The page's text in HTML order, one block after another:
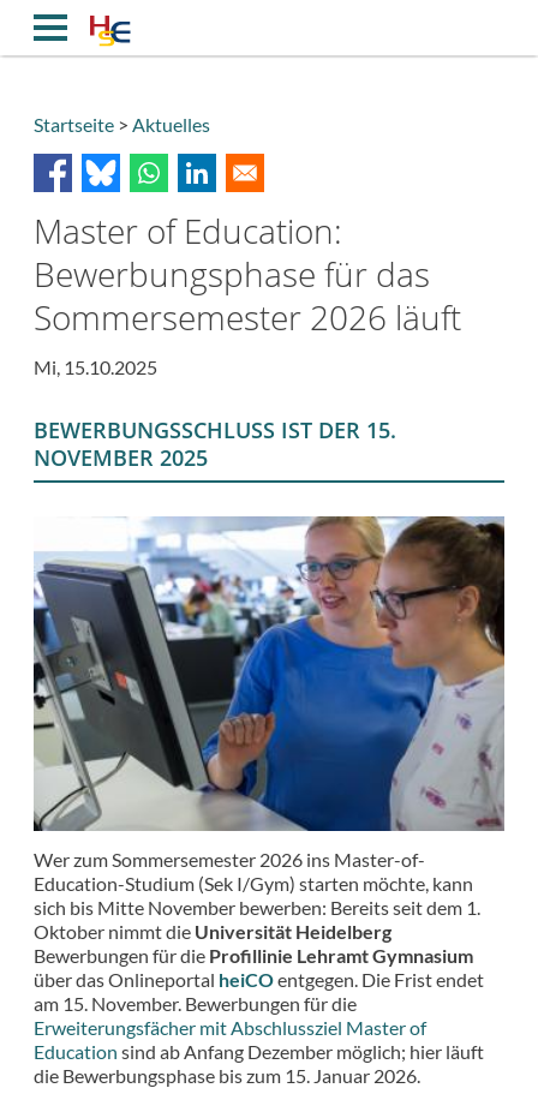
Inhalt
Breadcrumb
Startseite Aktuelles
Master of Education:
Bewerbungsphase für das
Sommersemester 2026 läuft
Mi, 15.10.2025
BEWERBUNGSSCHLUSS IST DER 15.
NOVEMBER 2025
Wer zum Sommersemester 2026 ins Master-of-
Education-Studium (Sek I/Gym) starten möchte, kann
sich bis Mitte November bewerben: Bereits seit dem 1.
Oktober nimmt die Universität Heidelberg
Bewerbungen für die Profillinie Lehramt Gymnasium
über das Onlineportal heiCOentgegen. Die Frist endet
am 15. November. Bewerbungen für die
Erweiterungsfächer mit Abschlussziel Master of
Education sind ab Anfang Dezember möglich; hier läuft
die Bewerbungsphase bis zum 15. Januar 2026.